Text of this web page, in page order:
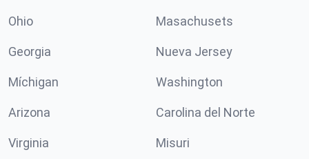
Ohio Masachusets
Georgia Nueva Jersey
Míchigan Washington
Arizona Carolina del Norte
Virginia Misuri